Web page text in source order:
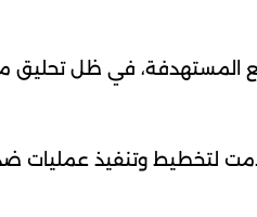
المستهدفة، في ظل تحليق
لتخطيط وتنفيذ عمليات